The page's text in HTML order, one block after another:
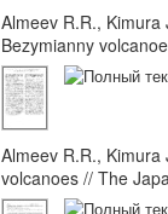
Almeev R.R.,
Bezymianny
Almeev R.R.,
volcanoes // The